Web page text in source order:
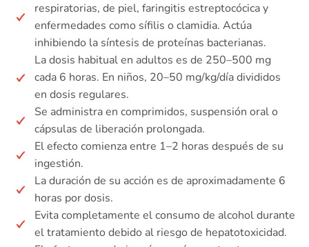
respiratorias, de piel, faringitis estreptocócica y
enfermedades como sífilis o clamidia. Actúa
inhibiendo la síntesis de proteínas bacterianas.
La dosis habitual en adultos es de 250–500 mg
cada 6 horas. En niños, 20–50 mg/kg/día divididos
en dosis regulares.
Se administra en comprimidos, suspensión oral o
cápsulas de liberación prolongada.
El efecto comienza entre 1–2 horas después de su
ingestión.
La duración de su acción es de aproximadamente 6
horas por dosis.
Evita completamente el consumo de alcohol durante
el tratamiento debido al riesgo de hepatotoxicidad.